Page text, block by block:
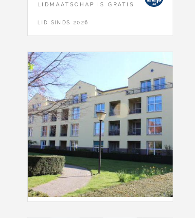
LIDMAATSCHAP IS GRATIS
LID SINDS 2026